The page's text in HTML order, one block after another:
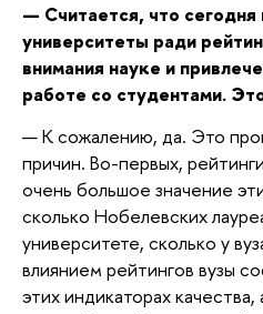
— Считается, что
университеты ради
внимания науке и
работе со студентами.
— К сожалению, да. Это
причин. Во-первых,
очень большое значение
сколько Нобелевских
университете, сколько у
влиянием рейтингов вузы
этих индикаторах